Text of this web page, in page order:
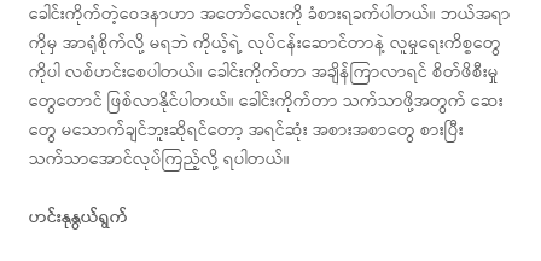
ခေါင်းကိုက်တဲ့ဝေဒနာဟာ အတော်လေးကို ခံစားရခက်ပါတယ်။ ဘယ်အရာ
ကိုမှ အာရုံစိုက်လို့ မရဘဲ ကိုယ့်ရဲ့ လုပ်ငန်းဆောင်တာနဲ့ လူမှုရေးကိစ္စတွေ
ကိုပါ လစ်ဟင်းစေပါတယ်။ ခေါင်းကိုက်တာ အချိန်ကြာလာရင် စိတ်ဖိစီးမှု
တွေတောင် ဖြစ်လာနိုင်ပါတယ်။ ခေါင်းကိုက်တာ သက်သာဖို့အတွက် ဆေး
တွေ မသောက်ချင်ဘူးဆိုရင်တော့ အရင်ဆုံး အစားအစာတွေ စားပြီး
သက်သာအောင်လုပ်ကြည့်လို့ ရပါတယ်။
ဟင်းနုနွယ်ရွက်